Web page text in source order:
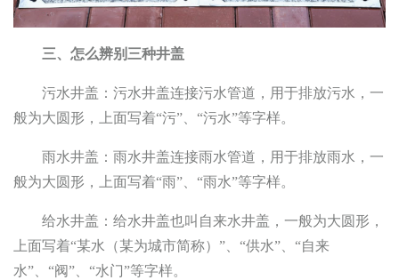
三、怎么辨别三种井盖
污水井盖：污水井盖连接污水管道，用于排放污水，一
般为大圆形，上面写着“污”、“污水”等字样。
雨水井盖：雨水井盖连接雨水管道，用于排放雨水，一
般为大圆形，上面写着“雨”、“雨水”等字样。
给水井盖：给水井盖也叫自来水井盖，一般为大圆形，
上面写着“某水（某为城市简称）”、“供水”、“自来
水”、“阀”、“水门”等字样。